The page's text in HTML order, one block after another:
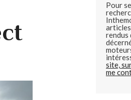
Pour
rendus
site,
me